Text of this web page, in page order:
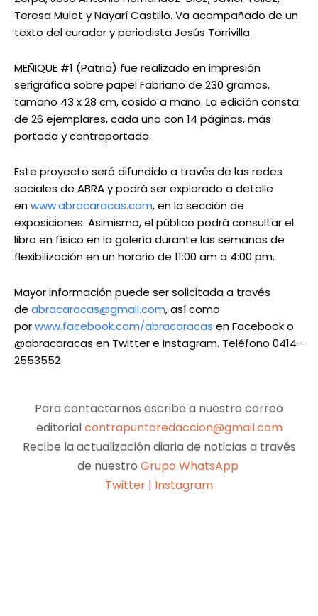
Teresa Mulet y Nayarí Castillo. Va acompañado de un
texto del curador y periodista Jesús Torrivilla.
MEÑIQUE #1 (Patria) fue realizado en impresión
serigráfica sobre papel Fabriano de 230 gramos,
tamaño 43 x 28 cm, cosido a mano. La edición consta
de 26 ejemplares, cada uno con 14 páginas, más
portada y contraportada.
Este proyecto será difundido a través de las redes
sociales de ABRA y podrá ser explorado a detalle
enwww.abracaracas.com, en la sección de
exposiciones. Asimismo, el público podrá consultar el
libro en físico en la galería durante las semanas de
flexibilización en un horario de 11:00 am a 4:00 pm.
Mayor información puede ser solicitada a través
de abracaracas@gmail.com, así como
porwww.facebook.com/abracaracas en Facebook o
@abracaracas en Twitter e Instagram. Teléfono 0414-
2553552
Para contactarnos escribe a nuestro correo
editorialcontrapuntoredaccion@gmail.com
Recibe la actualización diaria de noticias a través
de nuestro Grupo WhatsApp
Twitter | Instagram